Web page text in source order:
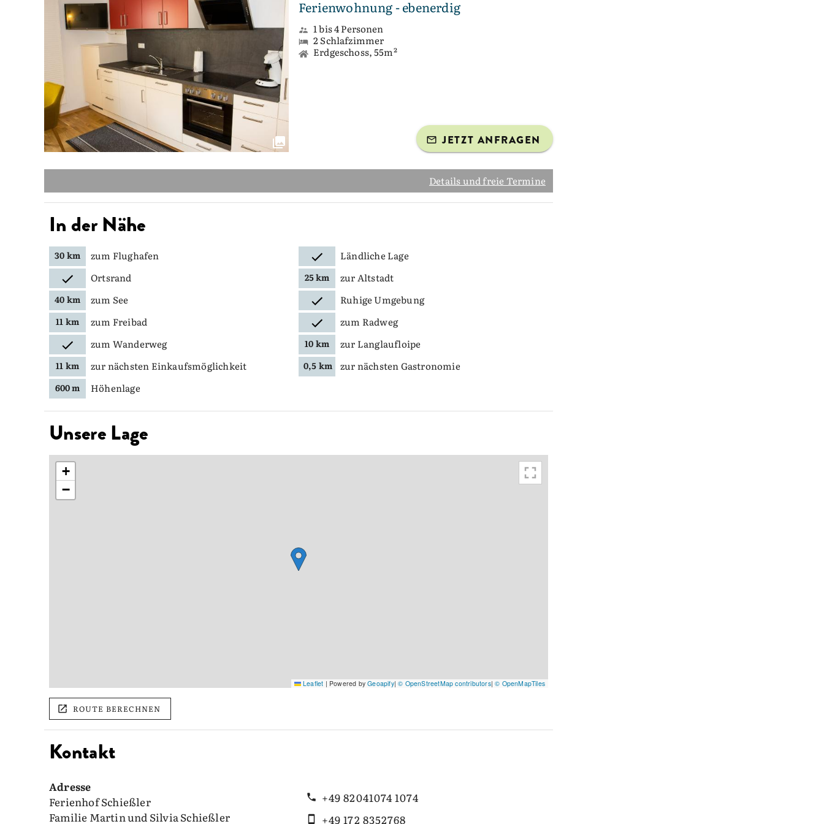
Ferienwohnung - ebenerdig
1 bis 4 Personen
2 Schlafzimmer
Erdgeschoss, 55m²
JETZT ANFRAGEN
Details und freie Termine
In der Nähe
30 km zum Flughafen
Ländliche Lage
Ortsrand
25 km zur Altstadt
40 km zum See Ruhige Umgebung
11 km zum Freibad
zum Radweg
zum Wanderweg
10 km zur Langlaufloipe
11 km zur nächsten Einkaufsmöglichkeit 0,5 km zur nächsten Gastronomie
600 m Höhenlage
Unsere Lage
+
−
Leaflet | Powered byGeoapify|© OpenStreetMap contributors|© OpenMapTiles
ROUTE BERECHNEN
Kontakt
Adresse
Ferienhof Schießler
Familie Martin und Silvia Schießler
+49 82041074 1074
+49 172 8352768